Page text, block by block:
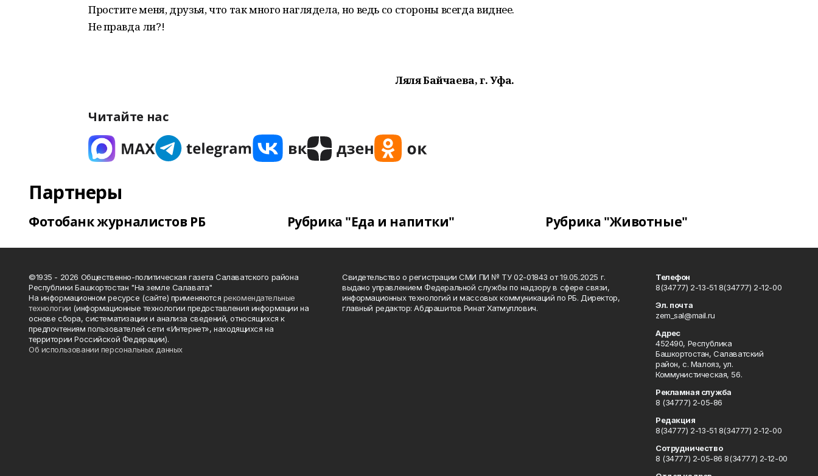
Простите меня, друзья, что так много наглядела, но ведь со стороны всегда виднее.
Не правда ли?!
Ляля Байчаева, г. Уфа.
Читайте нас
Партнеры
Фотобанк журналистов РБ Рубрика "Еда и напитки" Рубрика "Животные"
©1935 - 2026 Общественно-политическая газета Салаватского района
Республики Башкортостан "На земле Салавата"
На информационном ресурсе (сайте) применяются рекомендательные
технологии (информационные технологии предоставления информации на
основе сбора, систематизации и анализа сведений, относящихся к
предпочтениям пользователей сети «Интернет», находящихся на
территории Российской Федерации).
Об использовании персональных данных
Свидетельство о регистрации СМИ ПИ № ТУ 02-01843 от 19.05.2025 г.
выдано управлением Федеральной службы по надзору в сфере связи,
информационных технологий и массовых коммуникаций по РБ. Директор,
главный редактор: Абдрашитов Ринат Хатмуллович.
Телефон
8(34777) 2-13-51 8(34777) 2-12-00
Эл. почта
zem_sal@mail.ru
Адрес
452490, Республика
Башкортостан, Салаватский
район, с. Малояз, ул.
Коммунистическая, 56.
Рекламная служба
8 (34777) 2-05-86
Редакция
8(34777) 2-13-51 8(34777) 2-12-00
Сотрудничество
8 (34777) 2-05-86 8(34777) 2-12-00